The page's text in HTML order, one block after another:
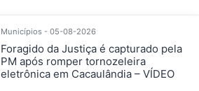
Municípios - 05-08-2026
Foragido da Justiça é capturado pela
PM após romper tornozeleira
eletrônica em Cacaulândia – VÍDEO